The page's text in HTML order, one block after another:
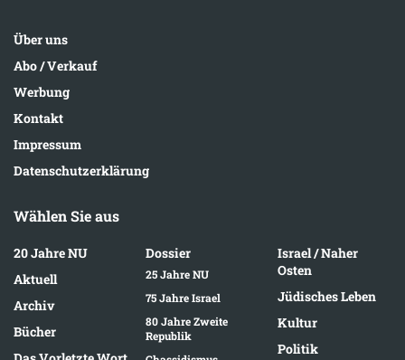
Über uns
Abo / Verkauf
Werbung
Kontakt
Impressum
Datenschutzerklärung
Wählen Sie aus
20 Jahre NU
Aktuell
Archiv
Bücher
Dossier
25 Jahre NU
75 Jahre Israel
80 Jahre Zweite
Republik
Israel / Naher
Osten
Jüdisches Leben
Kultur
Politik